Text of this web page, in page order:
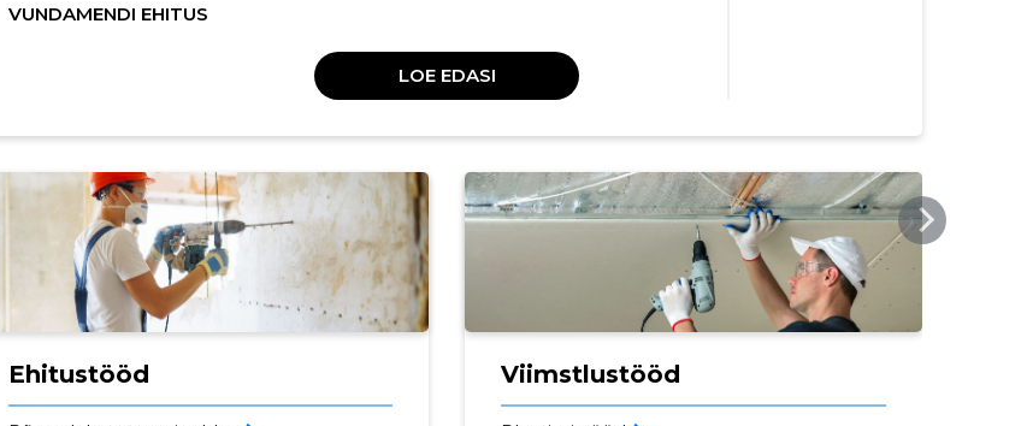
VUNDAMENDI EHITUS
LOE EDASI
MARITALEHITUS.EE
Ehitustööd
MARITALEHITUS.EE
Viimstlustööd